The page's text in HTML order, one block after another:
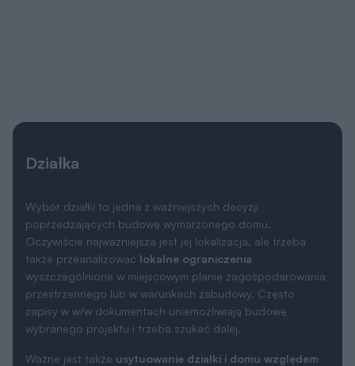
Działka
Wybór działki to jedna z ważniejszych decyzji
poprzedzających budowę wymarzonego domu.
Oczywiście najważniejsza jest jej lokalizacja, ale trzeba
także przeanalizować lokalne ograniczenia
wyszczególnione w miejscowym planie zagospodarowania
przestrzennego lub w warunkach zabudowy. Często
zapisy w w/w dokumentach uniemożliwiają budowę
wybranego projektu i trzeba szukać dalej.
Ważne jest także usytuowanie działki i domu względem